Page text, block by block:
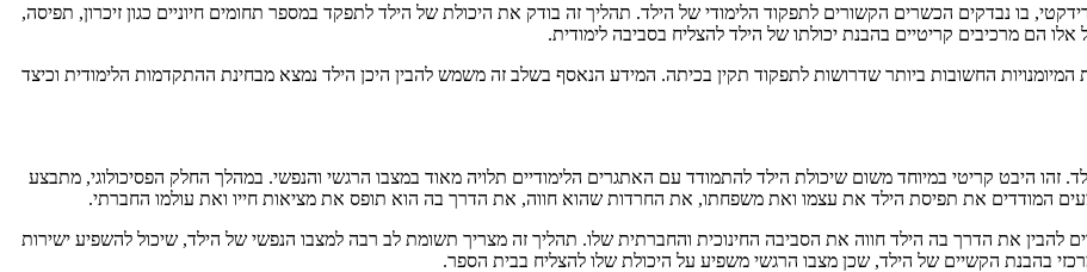
בו נבדקים הכשרים הקשורים לתפקוד הלימודי של הילד. תהליך זה בודק את היכולת של הילד לתפקד במספר תחומים חיוניים כגון זיכרון, תפיסה,
הם מרכיבים קריטיים בהבנת יכולתו של הילד להצליח בסביבה לימודית.
החשובות ביותר שדרושות לתפקוד תקין בכיתה. המידע הנאסף בשלב זה משמש להבין היכן הילד נמצא מבחינת ההתקדמות הלימודית וכיצד
זהו היבט קריטי במיוחד משום שיכולת הילד להתמודד עם האתגרים הלימודיים תלויה מאוד במצבו הרגשי והנפשי. במהלך החלק הפסיכולוגי, מתבצע
המודדים את תפיסת הילד את עצמו ואת משפחתו, את החרדות שהוא חווה, את הדרך בה הוא תופס את מציאות חייו ואת עולמו החברתי.
את הדרך בה הילד חווה את הסביבה החינוכית והחברתית שלו. תהליך זה מצריך תשומת לב רבה למצבו הנפשי של הילד, שיכול להשפיע ישירות
בהבנת הקשיים של הילד, שכן מצבו הרגשי משפיע על היכולת שלו להצליח בבית הספר.